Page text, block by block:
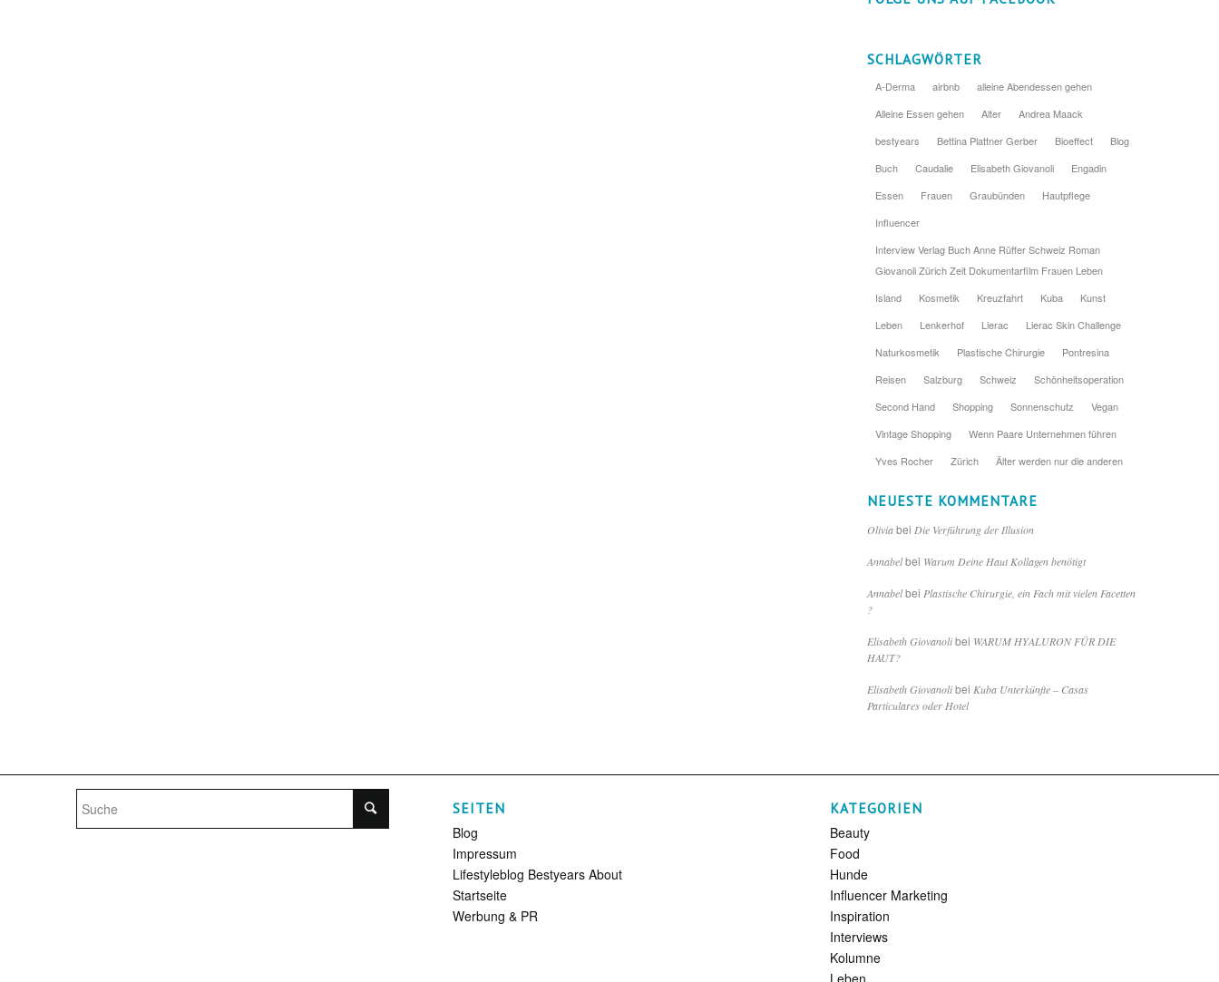
SCHLAGWÖRTER
A-Derma airbnb
alleine Abendessen gehen
Alleine Essen gehen
Alter
Andrea Maack
bestyears
Bettina Plattner Gerber Bioeffect
Blog
Buch
Caudalie Elisabeth Giovanoli
Engadin
Essen
Frauen Graubünden
Hautpflege
Influencer
Interview Verlag Buch Anne Rüffer Schweiz Roman
Giovanoli Zürich Zeit Dokumentarfilm Frauen Leben
Island
Kosmetik Kreuzfahrt Kuba
Kunst
Leben
Lenkerhof Lierac
Lierac Skin Challenge
Naturkosmetik
Plastische Chirurgie
Pontresina
Reisen
Salzburg Schweiz
Schönheitsoperation
Second Hand
Shopping Sonnenschutz
Vegan
Vintage Shopping
Wenn Paare Unternehmen führen
Yves Rocher
Zürich Älter werden nur die anderen
NEUESTE KOMMENTARE
Oliviabei Die Verführung der Illusion
Annabelbei Warum Deine Haut Kollagen benötigt
Annabelbei Plastische Chirurgie, ein Fach mit vielen Facetten
?
Elisabeth Giovanolibei WARUM HYALURON FÜR DIE
HAUT?
Elisabeth Giovanolibei Kuba Unterkünfte – Casas
Particulares oder Hotel
SEITEN
Blog
Impressum
Lifestyleblog Bestyears About
Startseite
Werbung & PR
KATEGORIEN
Beauty
Food
Hunde
Influencer Marketing
Inspiration
Interviews
Kolumne
Leben